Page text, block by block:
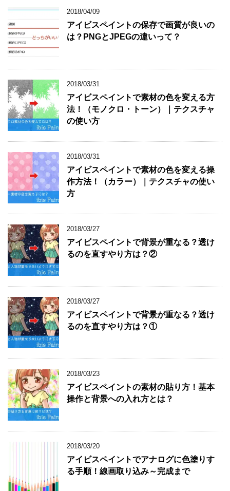
2018/04/09
アイビスペイントの保存で画質が良いの
は？PNGとJPEGの違いって？
2018/03/31
アイビスペイントで素材の色を変える方
法！（モノクロ・トーン）｜テクスチャ
の使い方
2018/03/31
アイビスペイントで素材の色を変える操
作方法！（カラー）｜テクスチャの使い
方
2018/03/27
アイビスペイントで背景が重なる？透け
るのを直すやり方は？②
2018/03/27
アイビスペイントで背景が重なる？透け
るのを直すやり方は？①
2018/03/23
アイビスペイントの素材の貼り方！基本
操作と背景への入れ方とは？
2018/03/20
アイビスペイントでアナログに色塗りす
る手順！線画取り込み～完成まで